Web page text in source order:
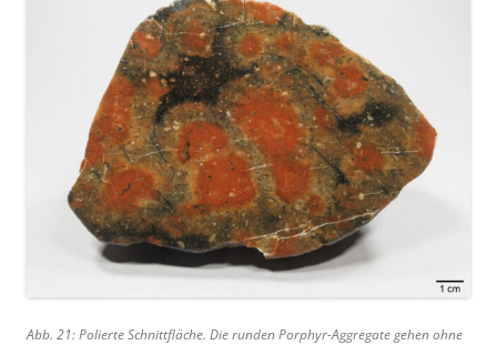
Abb. 21: Polierte Schnittfläche. Die runden Porphyr-Aggregate gehen ohne